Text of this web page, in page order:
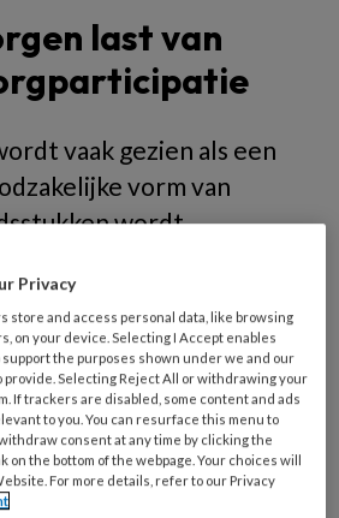
last van
vaak gezien als een
vorm van
wordt
als een manier
te
achter deze positieve
een realiteit die
erkend: de grote
ervaren,
Privacy
store and access personal data, like browsing
on your device. Selecting I Accept enables
the purposes shown under we and our
provide. Selecting Reject All or withdrawing your
If trackers are disabled, some content and ads
to you. You can resurface this menu to
consent at any time by clicking the
on the bottom of the webpage. Your choices will
For more details, refer to our Privacy